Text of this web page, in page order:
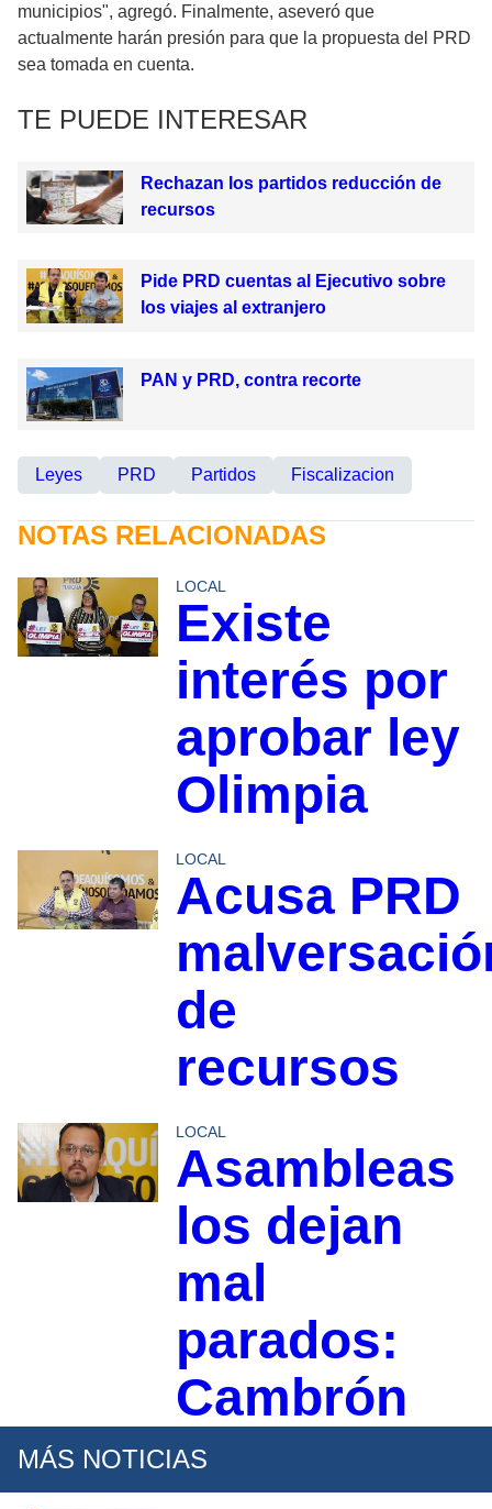
municipios", agregó. Finalmente, aseveró que
actualmente harán presión para que la propuesta del PRD
sea tomada en cuenta.
TE PUEDE INTERESAR
Rechazan los partidos reducción de
recursos
Pide PRD cuentas al Ejecutivo sobre
los viajes al extranjero
PAN y PRD, contra recorte
Leyes PRD Partidos Fiscalizacion
NOTAS RELACIONADAS
LOCAL
Existe
interés por
aprobar ley
Olimpia
LOCAL
Acusa PRD
de
recursos
LOCAL
Asambleas
los dejan
mal
parados:
Cambrón
MÁS NOTICIAS